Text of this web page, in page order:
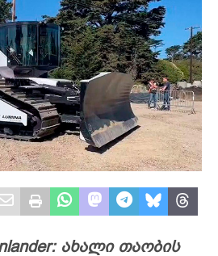
ახალი თაობის